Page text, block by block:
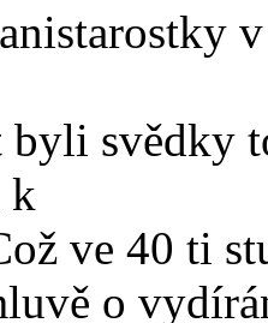
byli svědky
k
ve 40 ti
o